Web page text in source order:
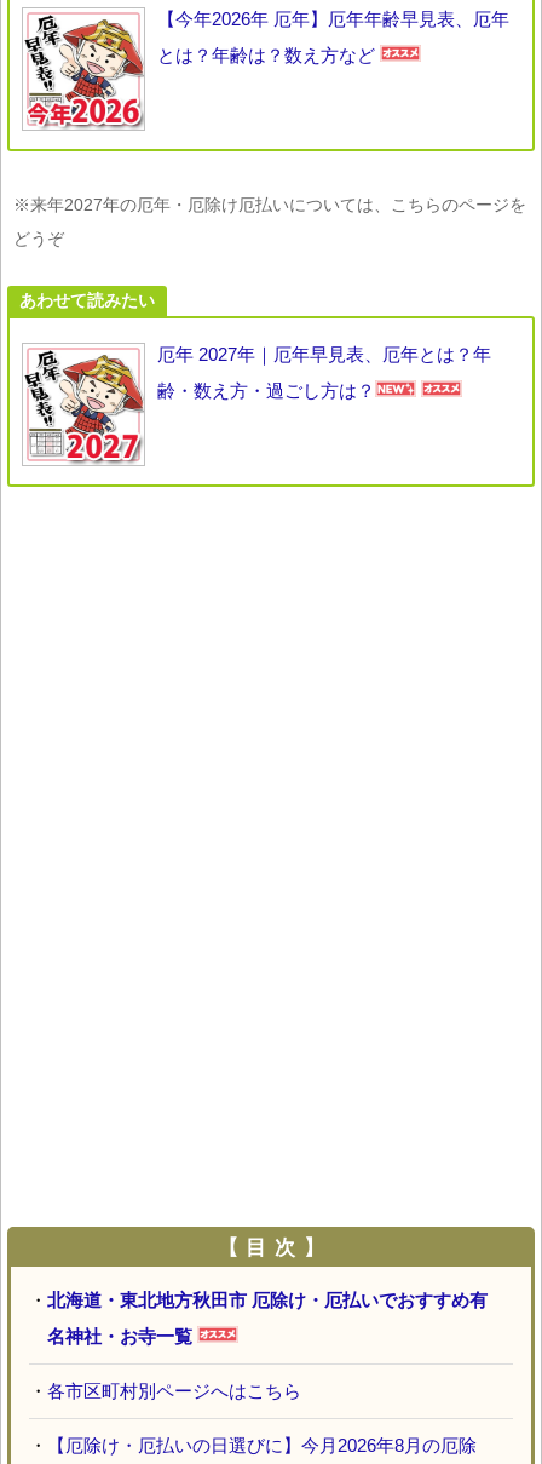
【今年2026年 厄年】厄年年齢早見表、厄年
とは？年齢は？数え方など
※来年2027年の厄年・厄除け厄払いについては、こちらのページを
どうぞ
あわせて読みたい
厄年 2027年｜厄年早見表、厄年とは？年
齢・数え方・過ごし方は？
【 目 次 】
・ 北海道・東北地方秋田市 厄除け・厄払いでおすすめ有
名神社・お寺一覧
・ 各市区町村別ページへはこちら
・ 【厄除け・厄払いの日選びに】今月2026年8月の厄除